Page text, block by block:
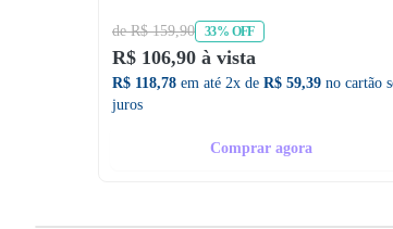
de R$ 159,90 33% OFF
R$ 106,90 à vista
R$ 118,78 em até 2x de R$ 59,39 no cartão
juros
Comprar agora